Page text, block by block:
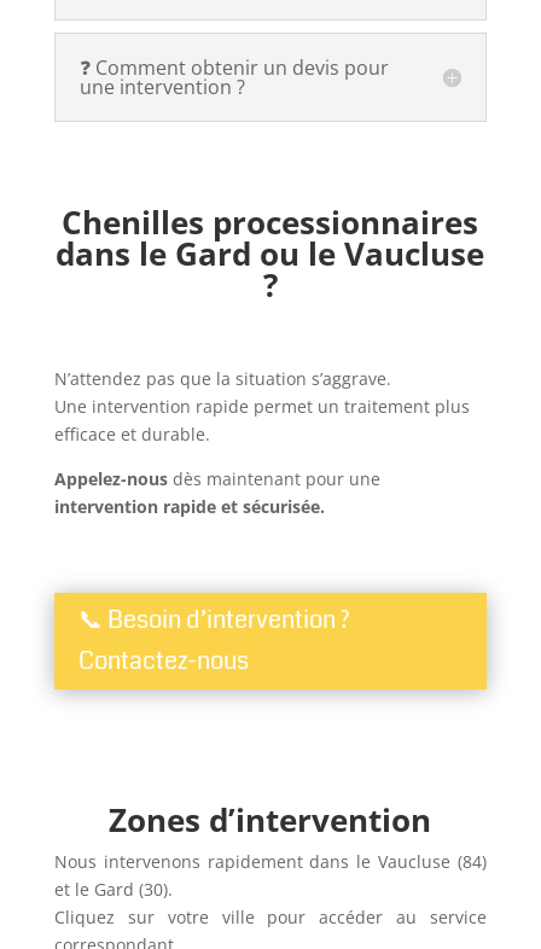
❓ Comment obtenir un devis pour
une intervention ?
Chenilles processionnaires
dans le Gard ou le Vaucluse
?
N’attendez pas que la situation s’aggrave.
Une intervention rapide permet un traitement plus
efficace et durable.
Appelez-nousdès maintenant pour une
intervention rapide et sécurisée.
📞 Besoin d’intervention ?
Contactez-nous
Zones d’intervention
Nous intervenons rapidement dans le Vaucluse (84)
et le Gard (30).
Cliquez sur votre ville pour accéder au service